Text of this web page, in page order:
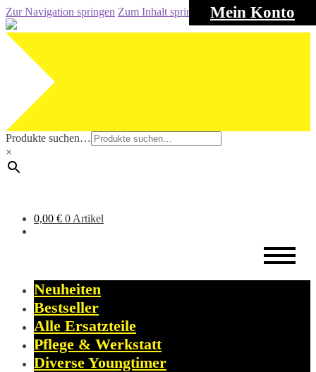
Mein Konto
Zur Navigation springen Zum Inhalt springen
Produkte suchen…
×
0,00 € 0 Artikel
Neuheiten
Bestseller
Alle Ersatzteile
Pflege & Werkstatt
Diverse Youngtimer